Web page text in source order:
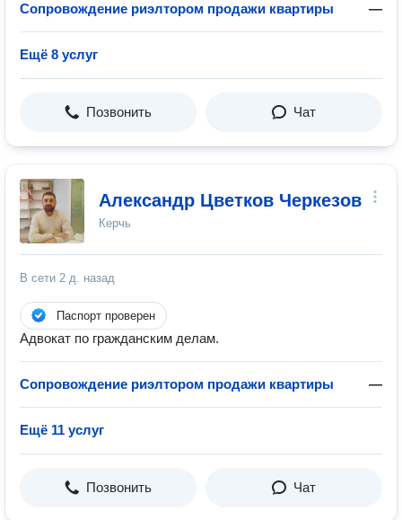
Сопровождение риэлтором продажи квартиры —
Ещё 8 услуг
Позвонить Чат
Александр Цветков Черкезов
Керчь
В сети 2 д. назад
Паспорт проверен
Адвокат по гражданским делам.
Сопровождение риэлтором продажи квартиры —
Ещё 11 услуг
Позвонить Чат